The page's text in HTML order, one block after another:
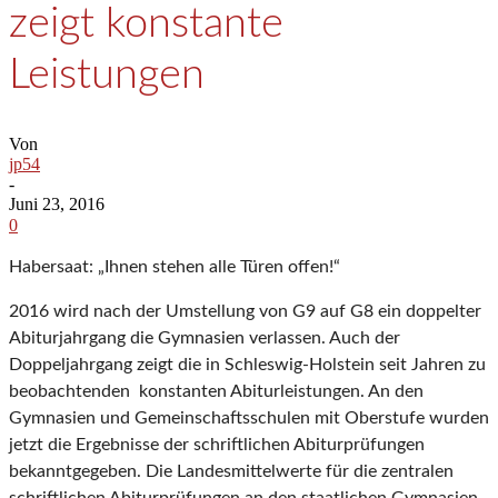
zeigt konstante
Leistungen
Von
jp54
-
Juni 23, 2016
0
Habersaat: „Ihnen stehen alle Türen offen!“
2016 wird nach der Umstellung von G9 auf G8 ein doppelter
Abiturjahrgang die Gymnasien verlassen. Auch der
Doppeljahrgang zeigt die in Schleswig-Holstein seit Jahren zu
beobachtenden konstanten Abiturleistungen. An den
Gymnasien und Gemeinschaftsschulen mit Oberstufe wurden
jetzt die Ergebnisse der schriftlichen Abiturprüfungen
bekanntgegeben. Die Landesmittelwerte für die zentralen